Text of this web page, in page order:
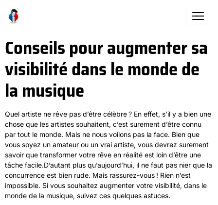
Conseils pour augmenter sa
visibilité dans le monde de
la musique
Quel artiste ne rêve pas d’être célèbre ? En effet, s’il y a bien une
chose que les artistes souhaitent, c’est surement d’être connu
par tout le monde. Mais ne nous voilons pas la face. Bien que
vous soyez un amateur ou un vrai artiste, vous devrez surement
savoir que transformer votre rêve en réalité est loin d’être une
tâche facile.D’autant plus qu’aujourd’hui, il ne faut pas nier que la
concurrence est bien rude. Mais rassurez-vous ! Rien n’est
impossible. Si vous souhaitez augmenter votre visibilité, dans le
monde de la musique, suivez ces quelques astuces.